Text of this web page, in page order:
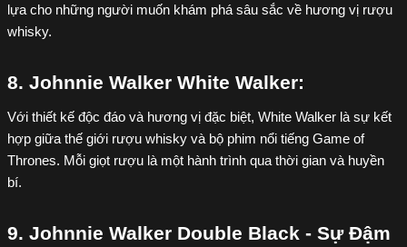
lựa cho những người muốn khám phá sâu sắc về hương vị rượu
whisky.
8. Johnnie Walker White Walker:
Với thiết kế độc đáo và hương vị đặc biệt, White Walker là sự kết
hợp giữa thế giới rượu whisky và bộ phim nổi tiếng Game of
Thrones. Mỗi giọt rượu là một hành trình qua thời gian và huyền
bí.
9. Johnnie Walker Double Black - Sự Đậm